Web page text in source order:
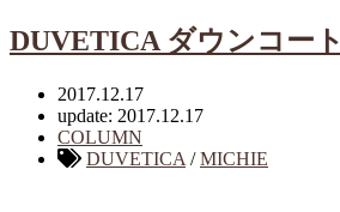
DUVETICA ダウンコート
2017.12.17
update: 2017.12.17
COLUMN
DUVETICA /MICHIE